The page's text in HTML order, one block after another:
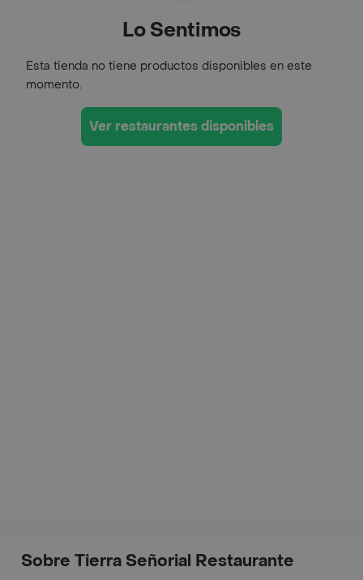
Lo Sentimos
Esta tienda no tiene productos disponibles en este
momento.
Ver restaurantes disponibles
Sobre Tierra Señorial Restaurante